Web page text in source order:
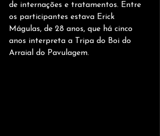
de internações e tratamentos. Entre
os participantes estava Erick
Mágulas, de 28 anos, que há cinco
anos interpreta a Tripa do Boi do
Arraial do Pavulagem.